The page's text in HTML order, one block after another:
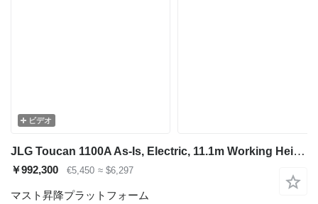
ビデオ
JLG Toucan 1100A As-Is, Electric, 11.1m Working Height
￥992,300 €5,450 ≈ $6,297
マスト昇降プラットフォーム